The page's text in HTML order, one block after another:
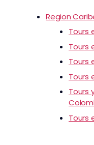
Region
Tours
Tours
Tours
Tours
Tours
Tours